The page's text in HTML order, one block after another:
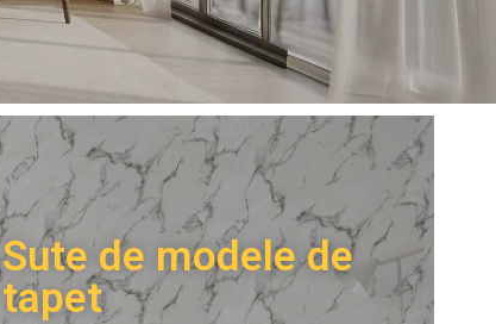
Sute de modele de
tapet